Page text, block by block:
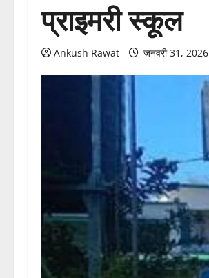
प्राइमरी स्कूल
Ankush Rawat जनवरी 31, 2026